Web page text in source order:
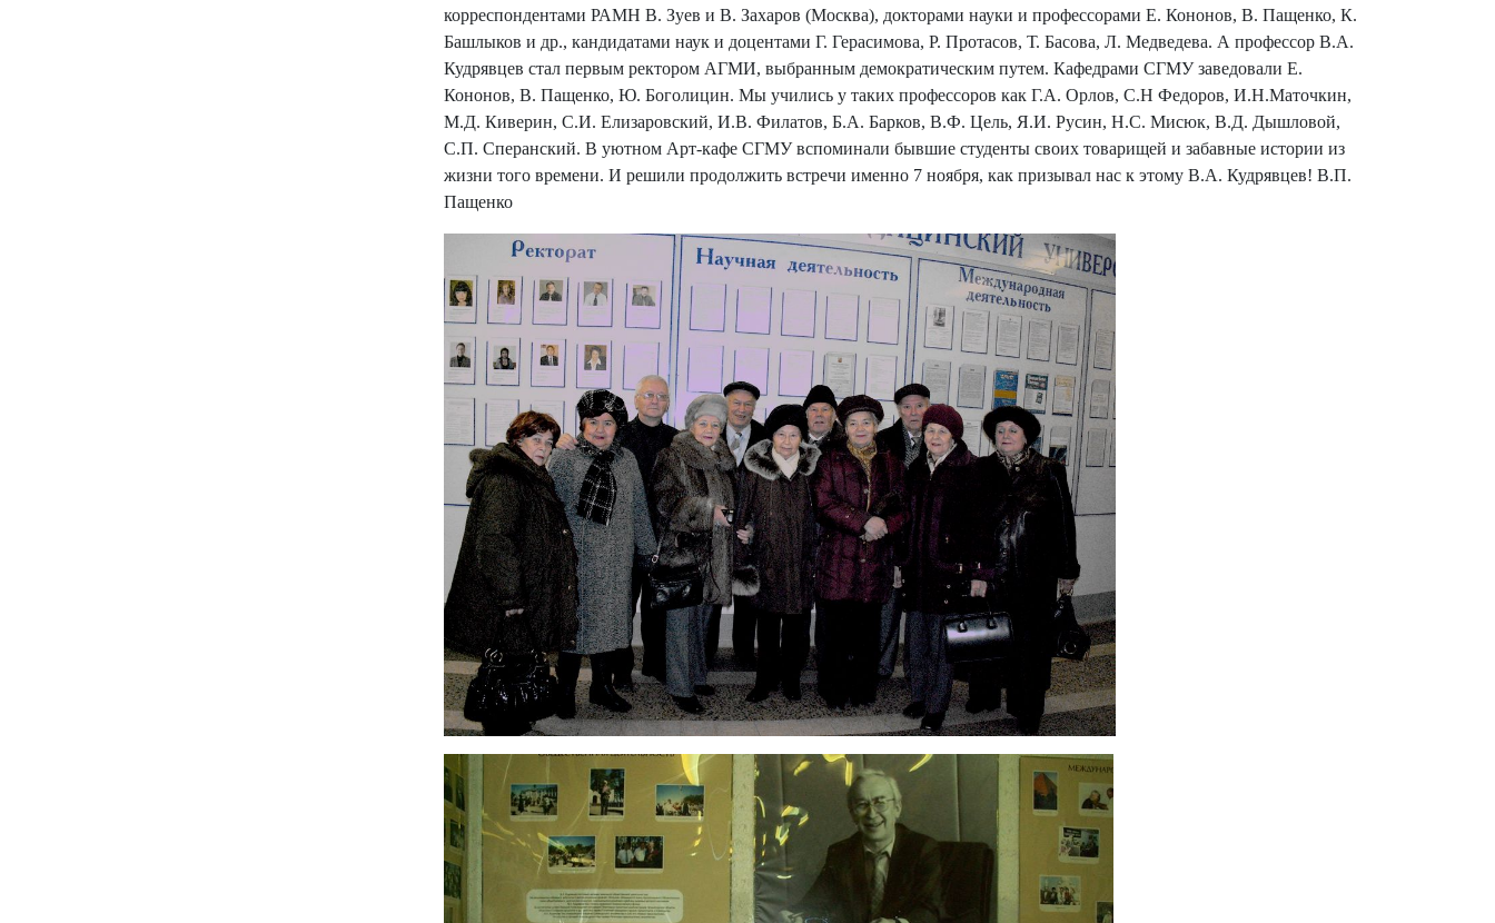
корреспондентами РАМН В. Зуев и В. Захаров (Москва), докторами науки и профессорами Е. Кононов, В. Пащенко, К.
Башлыков и др., кандидатами наук и доцентами Г. Герасимова, Р. Протасов, Т. Басова, Л. Медведева. А профессор В.А.
Кудрявцев стал первым ректором АГМИ, выбранным демократическим путем. Кафедрами СГМУ заведовали Е.
Кононов, В. Пащенко, Ю. Боголицин. Мы учились у таких профессоров как Г.А. Орлов, С.Н Федоров, И.Н.Маточкин,
М.Д. Киверин, С.И. Елизаровский, И.В. Филатов, Б.А. Барков, В.Ф. Цель, Я.И. Русин, Н.С. Мисюк, В.Д. Дышловой,
С.П. Сперанский. В уютном Арт-кафе СГМУ вспоминали бывшие студенты своих товарищей и забавные истории из
жизни того времени. И решили продолжить встречи именно 7 ноября, как призывал нас к этому В.А. Кудрявцев! В.П.
Пащенко